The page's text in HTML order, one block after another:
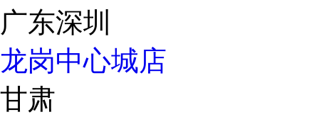
广东深圳
龙岗中心城店
甘肃